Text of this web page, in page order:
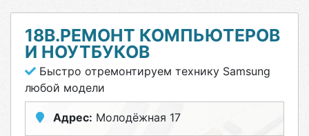
18B.РЕМОНТ КОМПЬЮТЕРОВ
И НОУТБУКОВ
Быстро отремонтируем технику Samsung
любой модели
Адрес: Молодёжная 17